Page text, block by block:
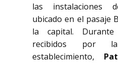
las instalaciones
ubicado en el pasaje
la capital.
recibidos por
establecimiento,